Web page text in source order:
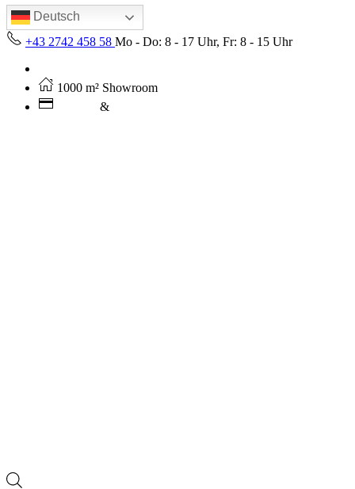
Deutsch
+43 2742 458 58 Mo - Do: 8 - 17 Uhr, Fr: 8 - 15 Uhr
1000 m² Showroom
&